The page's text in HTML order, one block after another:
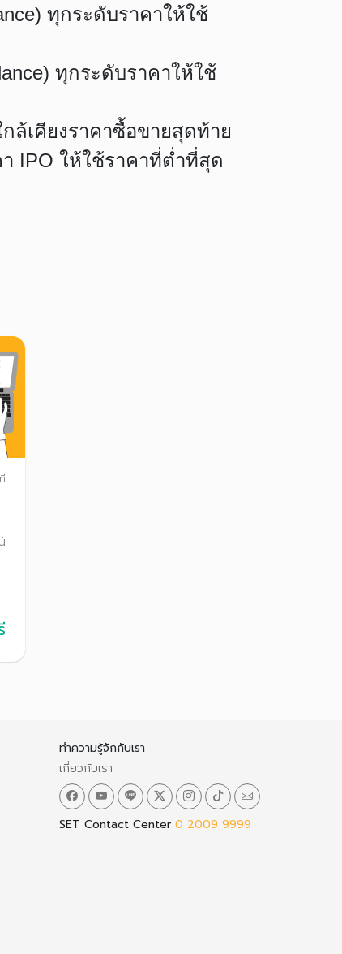
ทุกระดับราคาให้ใช้
ทุกระดับราคาให้ใช้
ล้เคียงราคาซื้อขายสุดท้าย
IPO ให้ใช้ราคาที่ต่ำที่สุด
ทำความรู้จักกับเรา
เกี่ยวกับเรา
SET Contact Center 0 2009 9999